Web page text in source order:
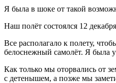
Я была в шоке от такой
Наш полёт состоялся 12
Все располагало к полету,
белоснежный самолёт. Я была
Как только мы оторвались от
с детенышем, а позже мы